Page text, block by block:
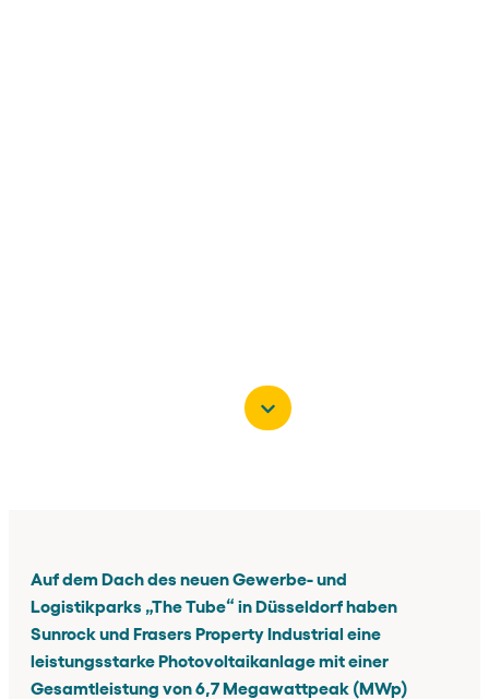
Auf dem Dach des neuen Gewerbe- und
Logistikparks „The Tube“ in Düsseldorf haben
Sunrock und Frasers Property Industrial eine
leistungsstarke Photovoltaikanlage mit einer
Gesamtleistung von 6,7 Megawattpeak (MWp)